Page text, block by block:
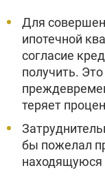
Для
ипотечной
согласие
получить.
теряет
бы пожелал
находящуюся